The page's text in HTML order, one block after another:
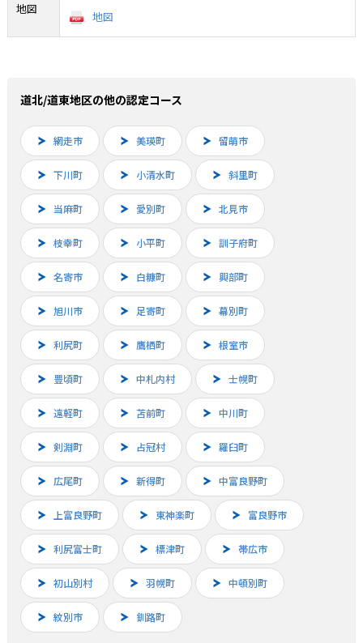
地図
地図
道北/道東地区の他の認定コース
網走市 美瑛町 留萌市
下川町 小清水町 斜里町
当麻町 愛別町 北見市
枝幸町 小平町 訓子府町
名寄市 白糠町 興部町
旭川市 足寄町 幕別町
利尻町 鷹栖町 根室市
豊頃町 中札内村 士幌町
遠軽町 苫前町 中川町
剣淵町 占冠村 羅臼町
広尾町 新得町 中富良野町
上富良野町 東神楽町 富良野市
利尻富士町 標津町 帯広市
初山別村 羽幌町 中頓別町
紋別市 釧路町